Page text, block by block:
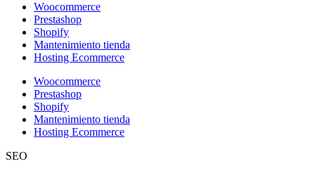
Woocommerce
Prestashop
Shopify
Mantenimiento tienda
Hosting Ecommerce
Woocommerce
Prestashop
Shopify
Mantenimiento tienda
Hosting Ecommerce
SEO